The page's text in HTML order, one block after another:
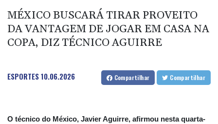
frente da Bolívia
Ex-Inter, Enner Valencia é anunciado pelo Boca Juniors
EUA saúdam chegada de opositora à Venezuela para iniciar
diálogo
MÉXICO BUSCARÁ TIRAR PROVEITO
DA VANTAGEM DE JOGAR EM CASA NA
COPA, DIZ TÉCNICO AGUIRRE
ESPORTES10.06.2026 Compartilhar Compartilhar
O técnico do México, Javier Aguirre, afirmou nesta quarta-